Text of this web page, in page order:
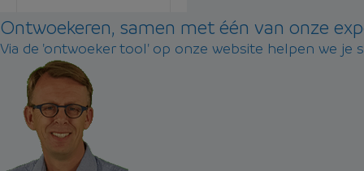
Ontwoekeren, samen met één van onze
Via de 'ontwoeker tool' op onze website helpen we je